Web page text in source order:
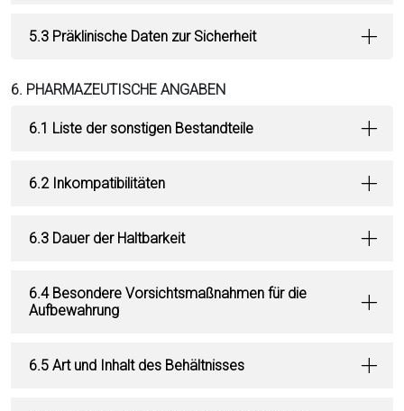
5.3 Präklinische Daten zur Sicherheit
6. PHARMAZEUTISCHE ANGABEN
6.1 Liste der sonstigen Bestandteile
6.2 Inkompatibilitäten
6.3 Dauer der Haltbarkeit
6.4 Besondere Vorsichtsmaßnahmen für die
Aufbewahrung
6.5 Art und Inhalt des Behältnisses